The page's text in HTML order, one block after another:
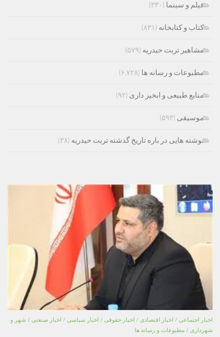
فیلم و سینما (۳۳۰)
کتاب و کتابخانه (۸۳۱)
مشاهیر تربت حیدریه (۵۷۹)
مطبوعات و رسانه ها (۶,۷۲۸)
منابع طبیعی و ابخیز داری (۹۲)
موسیقی (۵۹۳)
نوشته هایی در باره تاریخ گذشته تربت حیدریه (۳۸)
اخبار اجتماعی / اخبار اقتصادی / اخبار حقوقی / اخبار سیاسی / اخبار صنعتی / شهر و
شهرداری / مطبوعات و رسانه ها